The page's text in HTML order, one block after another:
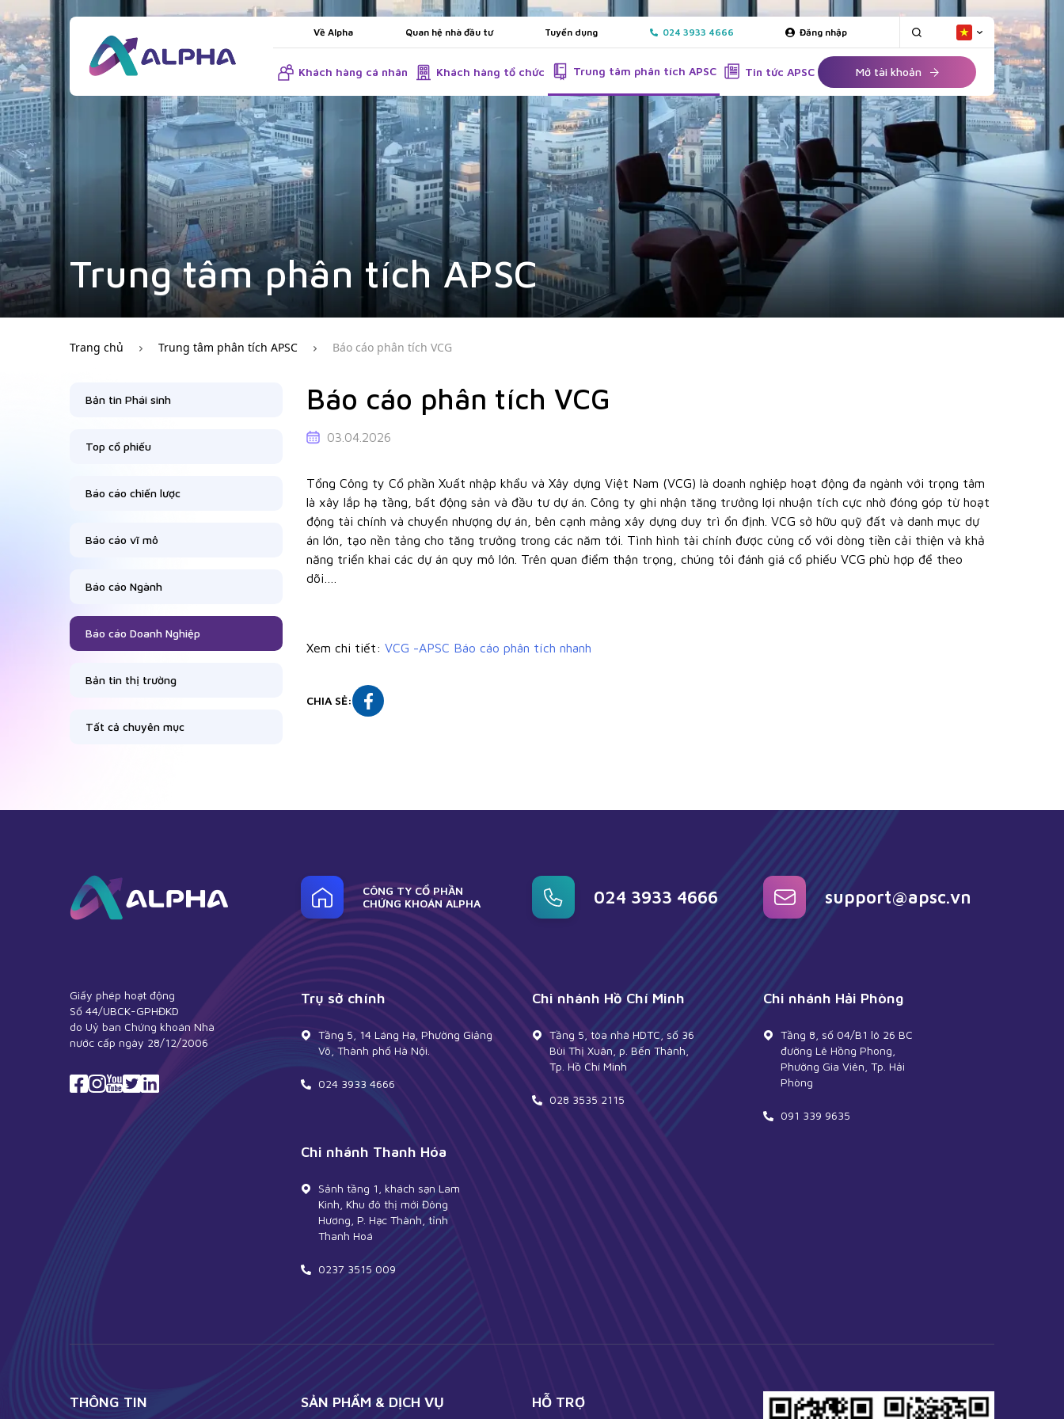
Về Alpha Quan hệ nhà đầu tư Tuyển dụng 024 3933 4666 Đăng nhập
Khách hàng cá nhân Khách hàng tổ chức Trung tâm phân tích APSC Tin tức APSC Mở tài khoản
Trung tâm phân tích APSC
Trang chủ Trung tâm phân tích APSC Báo cáo phân tích VCG
Bản tin Phái sinh
Top cổ phiếu
Báo cáo chiến lược
Báo cáo vĩ mô
Báo cáo Ngành
Báo cáo Doanh Nghiệp
Bản tin thị trường
Tất cả chuyên mục
Báo cáo phân tích VCG
03.04.2026
Tổng Công ty Cổ phần Xuất nhập khẩu và Xây dựng Việt Nam (VCG) là doanh nghiệp hoạt động đa ngành với trọng tâm
là xây lắp hạ tầng, bất động sản và đầu tư dự án. Công ty ghi nhận tăng trưởng lợi nhuận tích cực nhờ đóng góp từ hoạt
động tài chính và chuyển nhượng dự án, bên cạnh mảng xây dựng duy trì ổn định. VCG sở hữu quỹ đất và danh mục dự
án lớn, tạo nền tảng cho tăng trưởng trong các năm tới. Tình hình tài chính được củng cố với dòng tiền cải thiện và khả
năng triển khai các dự án quy mô lớn. Trên quan điểm thận trọng, chúng tôi đánh giá cổ phiếu VCG phù hợp để theo
dõi….
Xem chi tiết:VCG -APSC Báo cáo phân tích nhanh
CHIA SẺ:
CÔNG TY CỔ PHẦN
CHỨNG KHOÁN ALPHA
024 3933 4666 support@apsc.vn
Giấy phép hoạt động
Số 44/UBCK-GPHĐKD
do Uỷ ban Chứng khoán Nhà
nước cấp ngày 28/12/2006
Trụ sở chính
Tầng 5, 14 Láng Hạ, Phường Giảng
Võ, Thành phố Hà Nội.
024 3933 4666
Chi nhánh Hồ Chí Minh
Tầng 5, tòa nhà HDTC, số 36
Bùi Thị Xuân, p. Bến Thành,
Tp. Hồ Chí Minh
028 3535 2115
Chi nhánh Hải Phòng
Tầng 8, số 04/B1 lô 26 BC
đường Lê Hồng Phong,
Phường Gia Viên, Tp. Hải
Phòng
091 339 9635
Chi nhánh Thanh Hóa
Sảnh tầng 1, khách sạn Lam
Kinh, Khu đô thị mới Đông
Hương, P. Hạc Thành, tỉnh
Thanh Hoá
0237 3515 009
THÔNG TIN SẢN PHẨM & DỊCH VỤ HỖ TRỢ